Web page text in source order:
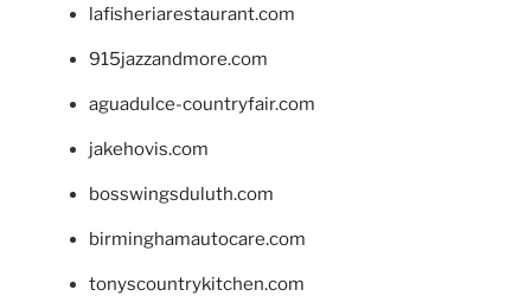
lafisheriarestaurant.com
915jazzandmore.com
aguadulce-countryfair.com
jakehovis.com
bosswingsduluth.com
birminghamautocare.com
tonyscountrykitchen.com